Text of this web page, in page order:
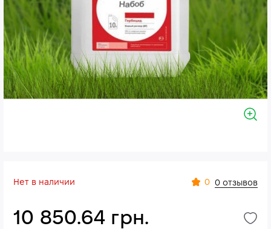
Нет в наличии 0 0 отзывов
10 850.64 грн.